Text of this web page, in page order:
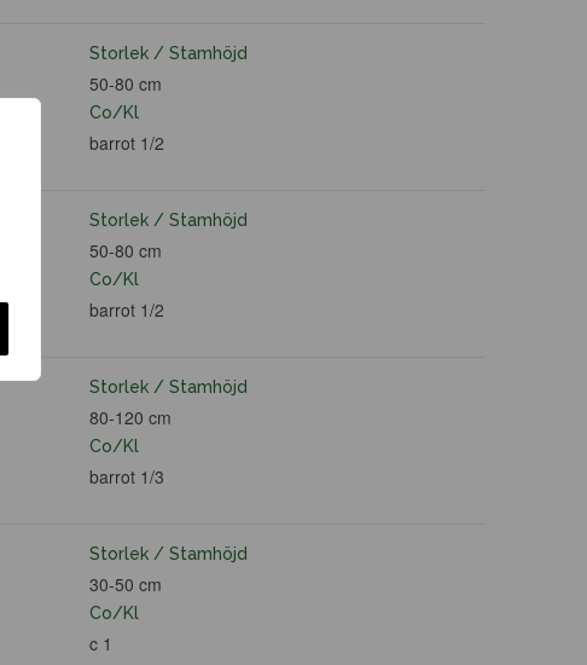
Storlek / Stamhöjd
50-80 cm
Co/Kl
barrot 1/2
Storlek / Stamhöjd
50-80 cm
Co/Kl
barrot 1/2
Storlek / Stamhöjd
80-120 cm
Co/Kl
barrot 1/3
Storlek / Stamhöjd
30-50 cm
Co/Kl
c 1